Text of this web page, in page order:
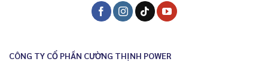
CÔNG TY CỔ PHẦN CƯỜNG THỊNH POWER